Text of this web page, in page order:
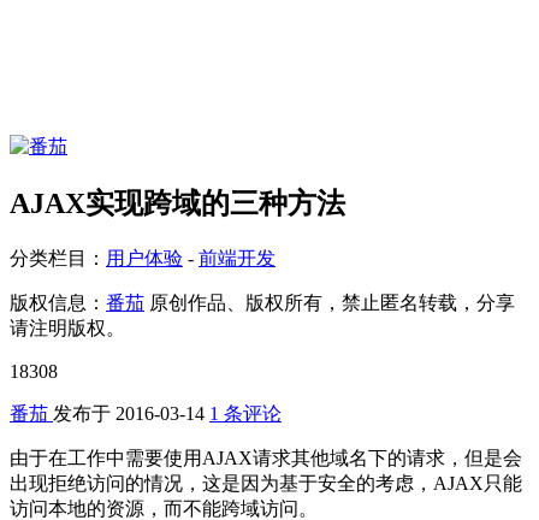
AJAX实现跨域的三种方法
分类栏目： 用户体验 - 前端开发
版权信息： 番茄 原创作品、版权所有，禁止匿名转载，分享
请注明版权。
18308
番茄 发布于 2016-03-14 1 条评论
由于在工作中需要使用AJAX请求其他域名下的请求，但是会
出现拒绝访问的情况，这是因为基于安全的考虑，AJAX只能
访问本地的资源，而不能跨域访问。